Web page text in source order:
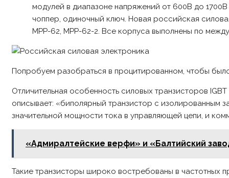
модулей в диапазоне напряжений от 600В до
чоппер, одиночный ключ. Новая российская
MPP-62, MPP-62-2. Все корпуса выполнены по
Попробуем разобраться в процитированном, чтобы
Отличительная особенность силовых транзисторов
описывает: «биполярный транзистор с изолированным
значительной мощности тока в управляющей цепи, и
«Адмиралтейские верфи» и «Балтийский
Такие транзисторы широко востребованы в частотных